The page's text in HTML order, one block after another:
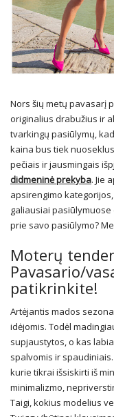
Nors šių metų pavasarį
originalius drabužius ir
tvarkingų pasiūlymų,
kaina bus tiek
pečiais ir jausmingais
didmeninė prekyba. Jie
apsirengimo
galiausiai pasiūlymuose
prie savo pasiūlymo?
Moterų
Pavasario/
patikrinkite!
Artėjantis mados
idėjomis. Todėl
supjaustytos, o kas
spalvomis ir
kurie tikrai išsiskirti iš
minimalizmo,
Taigi, kokius modelius